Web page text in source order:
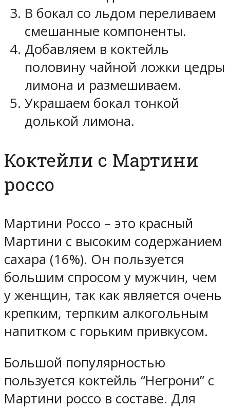
В бокал со льдом переливаем
смешанные компоненты.
Добавляем в коктейль
половину чайной ложки цедры
лимона и размешиваем.
Украшаем бокал тонкой
долькой лимона.
Коктейли с Мартини
россо
Мартини Россо – это красный
Мартини с высоким содержанием
сахара (16%). Он пользуется
большим спросом у мужчин, чем
у женщин, так как является очень
крепким, терпким алкогольным
напитком с горьким привкусом.
Большой популярностью
пользуется коктейль “Негрони” с
Мартини россо в составе. Для